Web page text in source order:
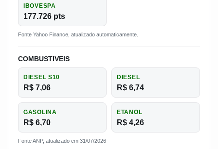
IBOVESPA
177.726 pts
Fonte Yahoo Finance, atualizado automaticamente.
COMBUSTIVEIS
DIESEL S10
R$ 7,06
DIESEL
R$ 6,74
GASOLINA
R$ 6,70
ETANOL
R$ 4,26
Fonte ANP, atualizado em 31/07/2026